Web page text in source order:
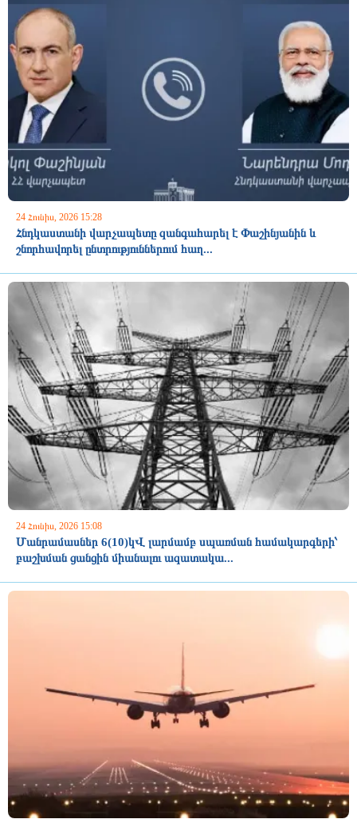
24 Հունիս, 2026 15:28
Հնդկաստանի վարչապետը զանգահարել է Փաշինյանին և
շնորհավորել ընտրություններում հաղ...
24 Հունիս, 2026 15:08
Մանրամասներ 6(10)կՎ լարմամբ սպառման համակարգերի՝
բաշխման ցանցին միանալու ազատակա...